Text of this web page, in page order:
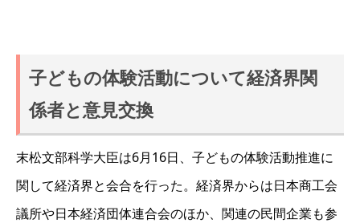
子どもの体験活動について経済界関
係者と意見交換
末松文部科学大臣は6月16日、子どもの体験活動推進に
関して経済界と会合を行った。経済界からは日本商工会
議所や日本経済団体連合会のほか、関連の民間企業も参